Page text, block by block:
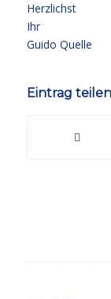
Herzlichst
Ihr
Guido Quelle
Eintrag teilen